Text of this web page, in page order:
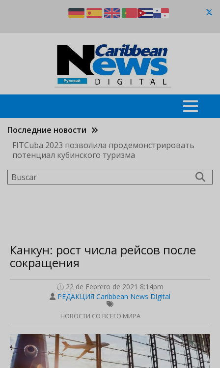
Последние новости
FITCuba 2023 позволила продемонстрировать
потенциал кубинского туризма
Buscar
Канкун: рост числа рейсов после
сокращения
22 de Febrero de 2021 8:14pm
РЕДАКЦИЯ Caribbean News Digital
НОВОСТИ СО ВСЕГО МИРА